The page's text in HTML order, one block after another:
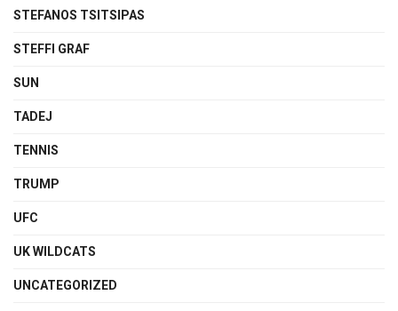
STEFANOS TSITSIPAS
STEFFI GRAF
SUN
TADEJ
TENNIS
TRUMP
UFC
UK WILDCATS
UNCATEGORIZED